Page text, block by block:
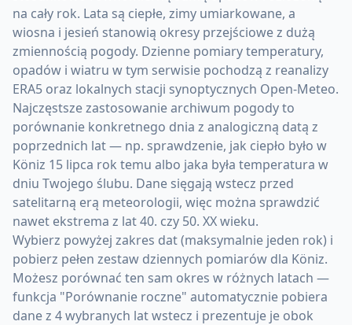
na cały rok. Lata są ciepłe, zimy umiarkowane, a
wiosna i jesień stanowią okresy przejściowe z dużą
zmiennością pogody. Dzienne pomiary temperatury,
opadów i wiatru w tym serwisie pochodzą z reanalizy
ERA5 oraz lokalnych stacji synoptycznych Open-Meteo.
Najczęstsze zastosowanie archiwum pogody to
porównanie konkretnego dnia z analogiczną datą z
poprzednich lat — np. sprawdzenie, jak ciepło było w
Köniz 15 lipca rok temu albo jaka była temperatura w
dniu Twojego ślubu. Dane sięgają wstecz przed
satelitarną erą meteorologii, więc można sprawdzić
nawet ekstrema z lat 40. czy 50. XX wieku.
Wybierz powyżej zakres dat (maksymalnie jeden rok) i
pobierz pełen zestaw dziennych pomiarów dla Köniz.
Możesz porównać ten sam okres w różnych latach —
funkcja "Porównanie roczne" automatycznie pobiera
dane z 4 wybranych lat wstecz i prezentuje je obok